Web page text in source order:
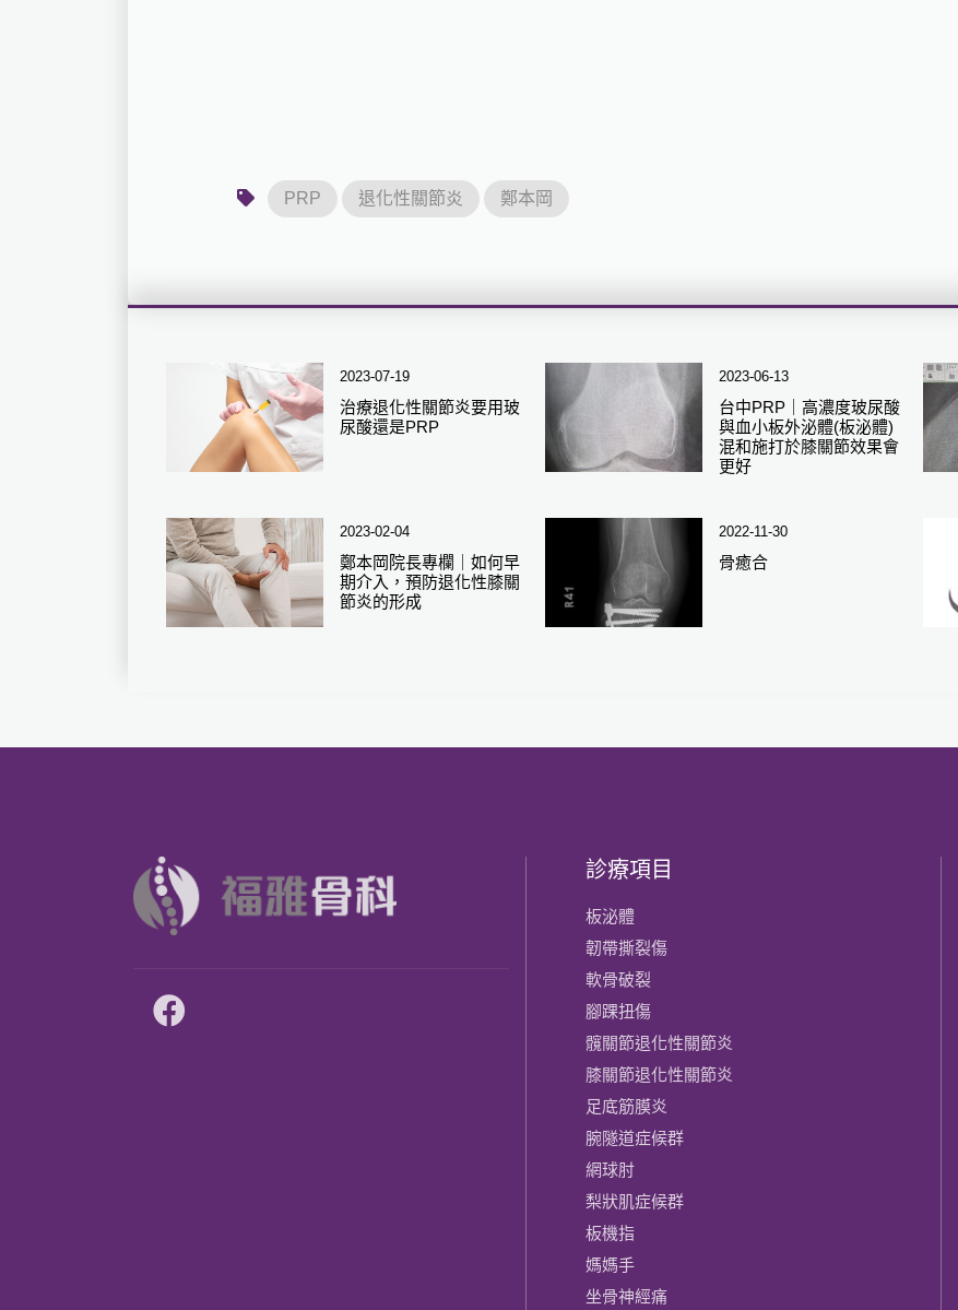
PRP 退化性關節炎 鄭本岡
2023-07-19
治療退化性關節炎要用玻
尿酸還是PRP
2023-06-13
台中PRP｜高濃度玻尿酸
與血小板外泌體(板泌體)
混和施打於膝關節效果會
更好
2023-02-04
鄭本岡院長專欄｜如何早
期介入，預防退化性膝關
節炎的形成
2022-11-30
骨癒合
診療項目
板泌體
韌帶撕裂傷
軟骨破裂
腳踝扭傷
髖關節退化性關節炎
膝關節​退化性關節炎
足底筋膜炎
腕隧道症候群
網球肘
梨狀肌症候群
板機指
媽媽手
坐骨神經痛